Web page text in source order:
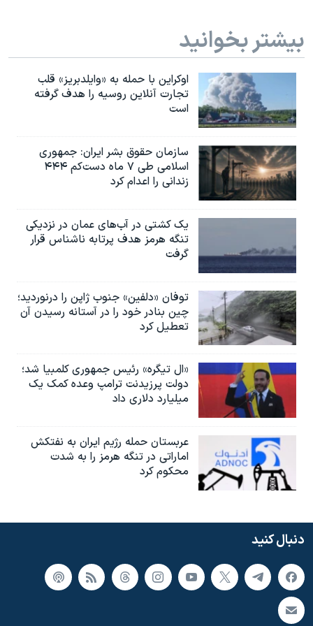
بیشتر بخوانید
اوکراین با حمله به «وایلدبریز» قلب
تجارت آنلاین روسیه را هدف گرفته
است
سازمان حقوق بشر ایران: جمهوری
اسلامی طی ۷ ماه دست‌کم ۴۴۴
زندانی را اعدام کرد
یک کشتی در آب‌های عمان در نزدیکی
تنگه هرمز هدف پرتابه ناشناس قرار
گرفت
توفان «دلفین» جنوب ژاپن را درنوردید؛
چین بنادر خود را در آستانه رسیدن آن
تعطیل کرد
«ال تیگره» رئیس جمهوری کلمبیا شد؛
دولت پرزیدنت ترامپ وعده کمک یک
میلیارد دلاری داد
عربستان حمله رژیم ایران به نفتکش
اماراتی در تنگه هرمز را به‌ شدت
محکوم کرد
دنبال کنید